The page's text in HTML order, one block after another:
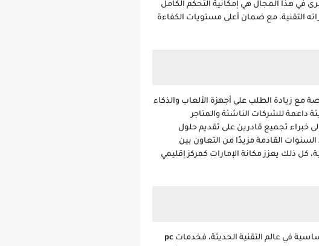
في هذا المجال هي إمكانية التحكم الكامل
التقنية، مع ضمان أعلى مستويات الكفاءة
مع زيادة الطلب على أجهزة الألعاب والذكاء
داعمة للشركات الناشئة والمتاجر
إلى خبراء تجميع قادرين على تقديم حلول
القادمة مزيدًا من التعاون بين
كل ذلك يعزز مكانة الإمارات كمركز إقليمي
في عالم التقنية الحديثة، فخدماتpc